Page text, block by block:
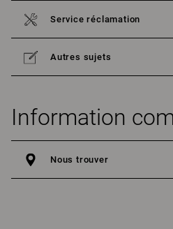
Service réclamation
Autres sujets
Information
Nous trouver